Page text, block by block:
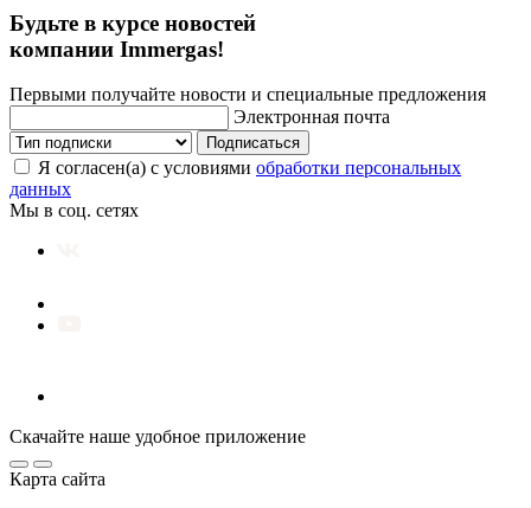
Будьте в курсе новостей
компании Immergas!
Первыми получайте новости и специальные предложения
Электронная почта
Подписаться
Я согласен(а) с условиями обработки персональных
данных
Мы в соц. сетях
Скачайте наше удобное приложение
Карта сайта